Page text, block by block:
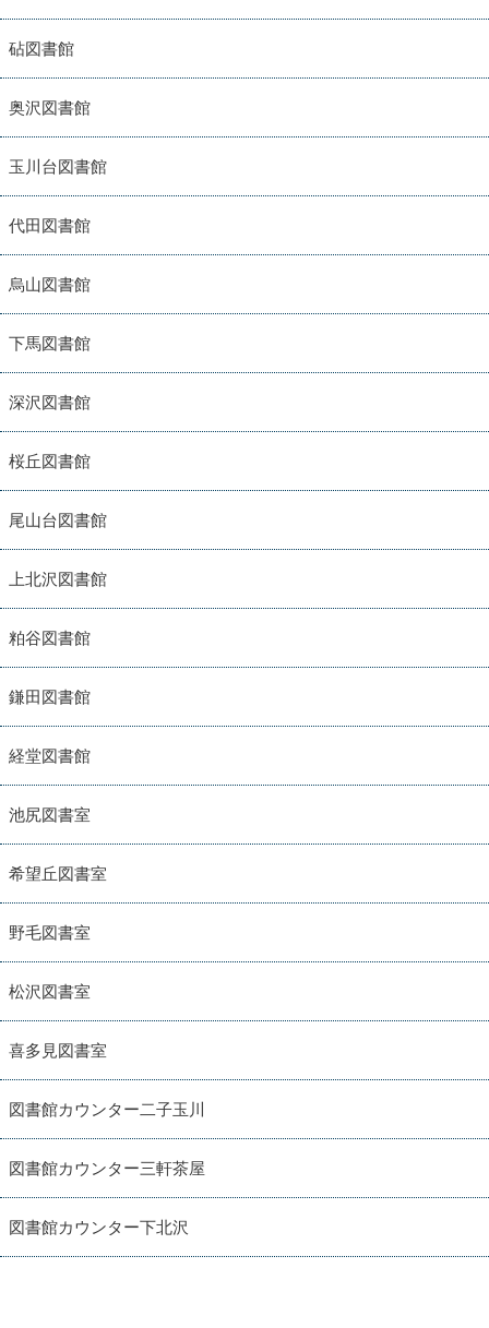
砧図書館
奥沢図書館
玉川台図書館
代田図書館
烏山図書館
下馬図書館
深沢図書館
桜丘図書館
尾山台図書館
上北沢図書館
粕谷図書館
鎌田図書館
経堂図書館
池尻図書室
希望丘図書室
野毛図書室
松沢図書室
喜多見図書室
図書館カウンター二子玉川
図書館カウンター三軒茶屋
図書館カウンター下北沢